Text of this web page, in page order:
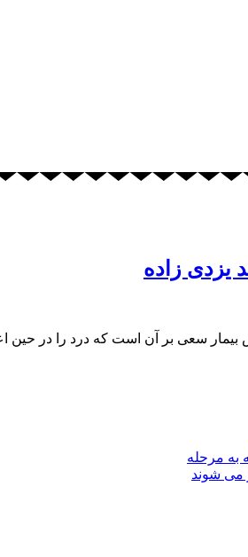
یزدی زاده
سعی بر آن است که درد را در حین
به مرحله
می شوند